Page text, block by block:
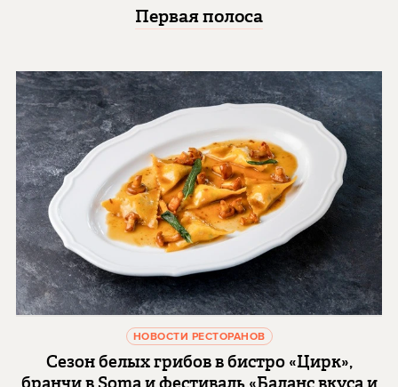
Первая полоса
НОВОСТИ РЕСТОРАНОВ
Сезон белых грибов в бистро «Цирк»,